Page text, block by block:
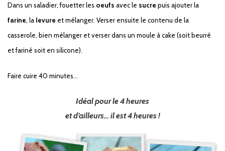
Dans un saladier, fouetter les oeufs avec le sucre puis ajouter la
farine, la levure et mélanger. Verser ensuite le contenu de la
casserole, bien mélanger et verser dans un moule à cake (soit beurré
et fariné soit en silicone).
Faire cuire 40 minutes…
Idéal pour le 4 heures
et d’ailleurs… il est 4 heures !